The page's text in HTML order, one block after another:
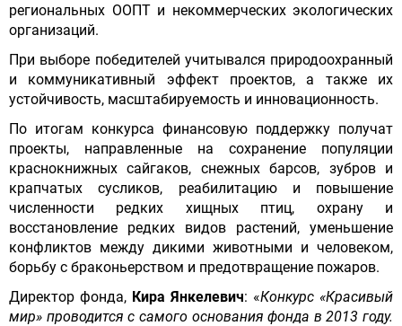
региональных ООПТ и некоммерческих экологических
организаций.
При выборе победителей учитывался природоохранный
и коммуникативный эффект проектов, а также их
устойчивость, масштабируемость и инновационность.
По итогам конкурса финансовую поддержку получат
проекты, направленные на сохранение популяции
краснокнижных сайгаков, снежных барсов, зубров и
крапчатых сусликов, реабилитацию и повышение
численности редких хищных птиц, охрану и
восстановление редких видов растений, уменьшение
конфликтов между дикими животными и человеком,
борьбу с браконьерством и предотвращение пожаров.
Директор фонда, Кира Янкелевич: «Конкурс «Красивый
мир» проводится с самого основания фонда в 2013 году.